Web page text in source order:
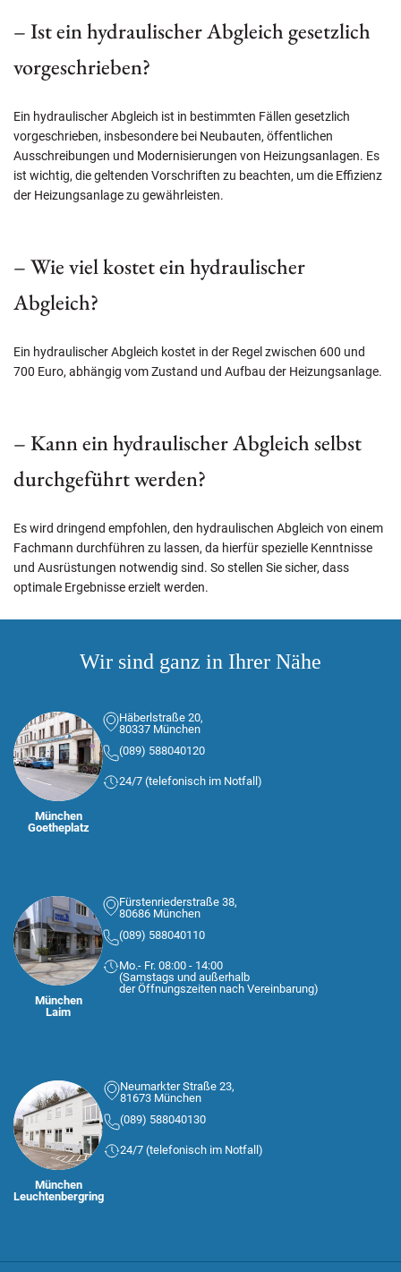
– Ist ein hydraulischer Abgleich gesetzlich
vorgeschrieben?
Ein hydraulischer Abgleich ist in bestimmten Fällen gesetzlich
vorgeschrieben, insbesondere bei Neubauten, öffentlichen
Ausschreibungen und Modernisierungen von Heizungsanlagen. Es
ist wichtig, die geltenden Vorschriften zu beachten, um die Effizienz
der Heizungsanlage zu gewährleisten.
– Wie viel kostet ein hydraulischer
Abgleich?
Ein hydraulischer Abgleich kostet in der Regel zwischen 600 und
700 Euro, abhängig vom Zustand und Aufbau der Heizungsanlage.
– Kann ein hydraulischer Abgleich selbst
durchgeführt werden?
Es wird dringend empfohlen, den hydraulischen Abgleich von einem
Fachmann durchführen zu lassen, da hierfür spezielle Kenntnisse
und Ausrüstungen notwendig sind. So stellen Sie sicher, dass
optimale Ergebnisse erzielt werden.
Wir sind ganz in Ihrer Nähe
München
Goetheplatz
Häberlstraße 20,
80337 München
(089) 588040120
24/7 (telefonisch im Notfall)
München
Laim
Fürstenriederstraße 38,
80686 München
(089) 588040110
Mo.- Fr. 08:00 - 14:00
(Samstags und außerhalb
der Öffnungszeiten nach Vereinbarung)
München
Leuchtenbergring
Neumarkter Straße 23,
81673 München
(089) 588040130
24/7 (telefonisch im Notfall)